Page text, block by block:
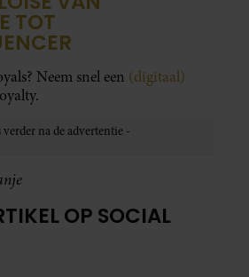
TOT
Neem snel een (digitaal)
OP SOCIAL